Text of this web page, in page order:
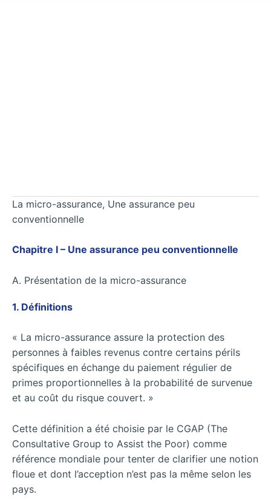
La micro-assurance, Une assurance peu
conventionnelle
Chapitre I – Une assurance peu conventionnelle
A. Présentation de la micro-assurance
1. Définitions
« La micro-assurance assure la protection des
personnes à faibles revenus contre certains périls
spécifiques en échange du paiement régulier de
primes proportionnelles à la probabilité de survenue
et au coût du risque couvert. »
Cette définition a été choisie par le CGAP (The
Consultative Group to Assist the Poor) comme
référence mondiale pour tenter de clarifier une notion
floue et dont l’acception n’est pas la même selon les
pays.